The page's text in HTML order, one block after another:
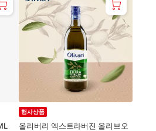
올리버리 엑스트라버진 올리브오
행사상품